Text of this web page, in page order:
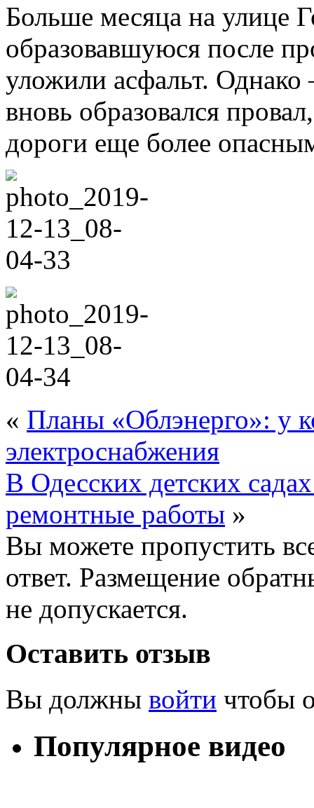
Больше месяца на улице
образовавшуюся после
уложили асфальт.
вновь образовался
дороги еще более
« Планы «Облэнерго»: у
электроснабжения
В Одесских детских
ремонтные работы »
Вы можете пропустить
ответ. Размещение
не допускается.
Оставить отзыв
Вы должны войти чтобы
Популярное видео